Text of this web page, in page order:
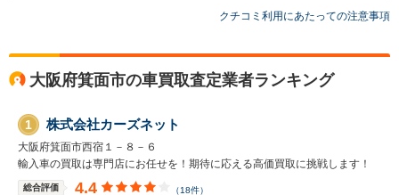
クチコミ利用にあたっての注意事項
大阪府箕面市の車買取査定業者ランキング
1 株式会社カーズネット
大阪府箕面市西宿１－８－６
輸入車の買取は専門店にお任せを！期待に応える高価買取に挑戦します！
総合評価 4.4 （18件）